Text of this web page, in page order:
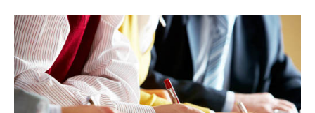
Общественное
обсуждение
проектов
Маркировка
товаров